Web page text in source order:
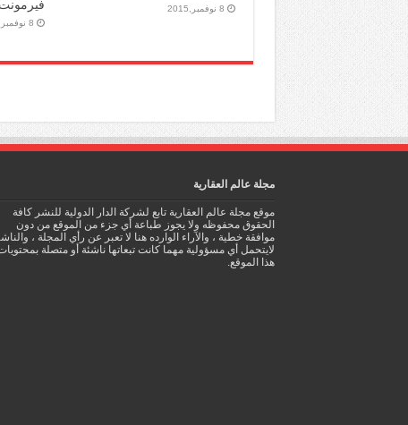
8 نوفمبر,2015
8 نوفمبر,2015
مجلة عالم العقارية
موقع مجلة عالم العقارية تابع لشركة الدار الدولية للنشر كافة
الحقوق محفوظه ولا يجوز طباعة أي جزء من الموقع من دون
موافقة خطية ، والآراء الوارده هنا لا تعبر عن رأي المجلة ،
لايتحمل أي مسؤولية مهما كانت تبعاتها ناشئة أو متصلة
هذا الموقع.